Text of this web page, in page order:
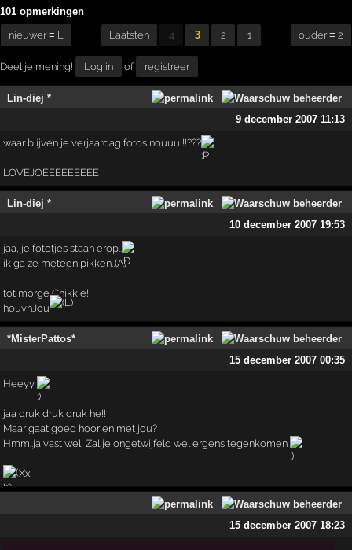
101 opmerkingen
nieuwer ≡ L Laatsten 4 3 2 1 ouder ≡ 2
Deel je mening! Log in of registreer
Lin-diej *
9 december 2007 11:13
waar blijven je verjaardag fotos nouuu!!!???
LOVEJOEEEEEEEEE
Lin-diej *
10 december 2007 19:53
jaa, je fototjes staan erop..
ik ga ze meteen pikken..(A)
tot morge Chikkie!
houvnJou
*MisterPattos*
15 december 2007 00:35
Heeyy
jaa druk druk druk he!!
Maar gaat goed hoor en met jou?
Hmm..ja vast wel! Zal je ongetwijfeld wel ergens tegenkomen
Xx
15 december 2007 18:23